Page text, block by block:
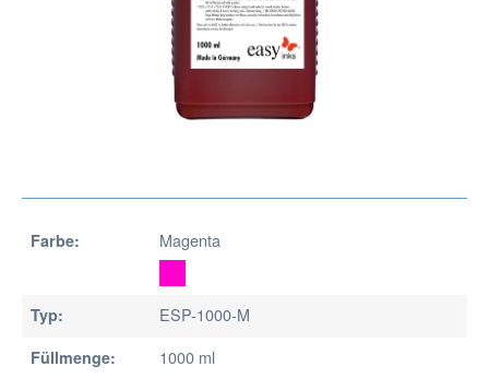
Farbe: Magenta
Typ: ESP-1000-M
Füllmenge: 1000 ml